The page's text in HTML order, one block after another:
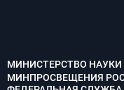
МИНИСТЕРСТВО
МИНПРОСВЕЩЕНИЯ